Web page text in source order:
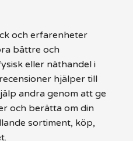
och erfarenheter
bättre och
eller näthandel i
hjälper till
andra genom att ge
och berätta om din
sortiment, köp,